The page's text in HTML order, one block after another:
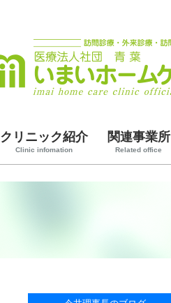
クリニック紹介
Clinic infomation
関連事業所
Related office